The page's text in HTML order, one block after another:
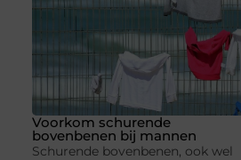
Voorkom schurende
bovenbenen bij mannen
Schurende bovenbenen, ook wel